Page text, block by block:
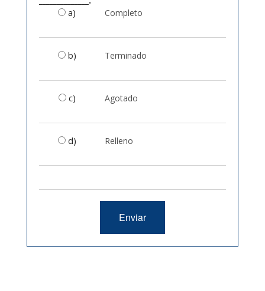
a)
Completo
b) Terminado
c) Agotado
d) Relleno
Enviar